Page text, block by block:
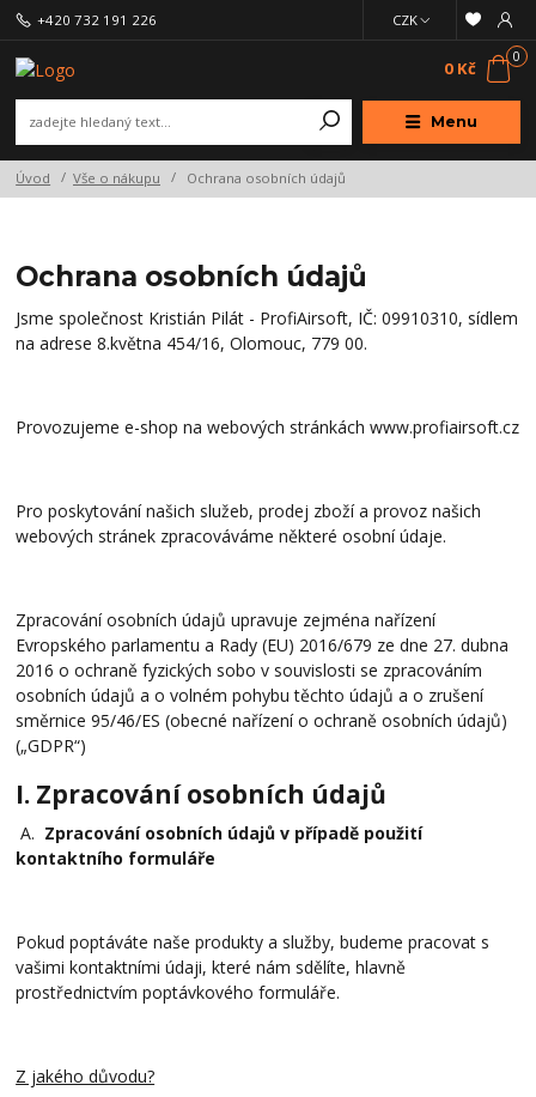
Menu
CZK
+420 732 191 226
0
0 Kč
Úvod Vše o nákupu Ochrana osobních údajů
Ochrana osobních údajů
Jsme společnost Kristián Pilát - ProfiAirsoft, IČ: 09910310, sídlem
na adrese 8.května 454/16, Olomouc, 779 00.
Provozujeme e-shop na webových stránkách www.profiairsoft.cz
Pro poskytování našich služeb, prodej zboží a provoz našich
webových stránek zpracováváme některé osobní údaje.
Zpracování osobních údajů upravuje zejména nařízení
Evropského parlamentu a Rady (EU) 2016/679 ze dne 27. dubna
2016 o ochraně fyzických sobo v souvislosti se zpracováním
osobních údajů a o volném pohybu těchto údajů a o zrušení
směrnice 95/46/ES (obecné nařízení o ochraně osobních údajů)
(„GDPR“)
I. Zpracování osobních údajů
A. Zpracování osobních údajů v případě použití
kontaktního formuláře
Pokud poptáváte naše produkty a služby, budeme pracovat s
vašimi kontaktními údaji, které nám sdělíte, hlavně
prostřednictvím poptávkového formuláře.
Z jakého důvodu?